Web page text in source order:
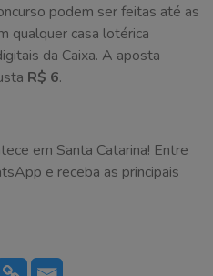
podem ser feitas até as
qualquer casa lotérica
da Caixa. A aposta
R$ 6.
em Santa Catarina! Entre
e receba as principais